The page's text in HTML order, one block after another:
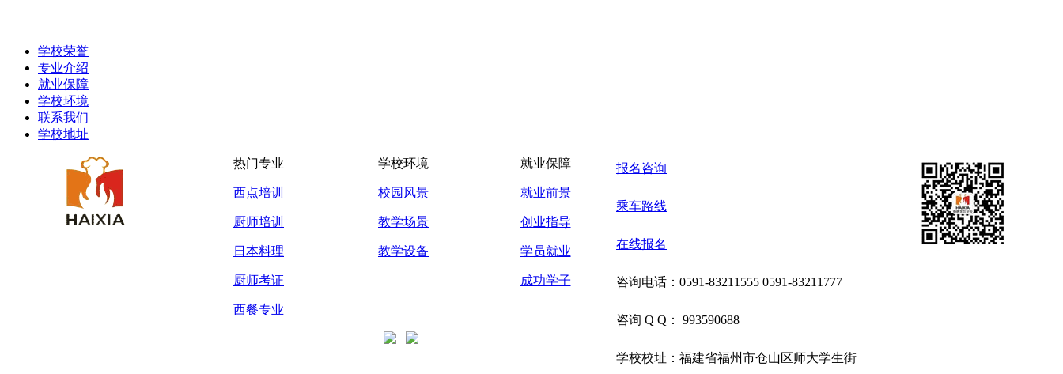
学校荣誉
专业介绍
就业保障
学校环境
联系我们
学校地址
热门专业
西点培训
厨师培训
日本料理
厨师考证
西餐专业
学校环境
校园风景
教学场景
教学设备
就业保障
就业前景
创业指导
学员就业
成功学子
报名咨询
乘车路线
在线报名
咨询电话： 0591-83211555 0591-83211777
咨询 Q Q： 993590688
学校校址：福建省福州市仓山区师大学生街